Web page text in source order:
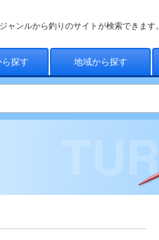
ンルから釣りのサイトが検索できます。
探す 地域から探す